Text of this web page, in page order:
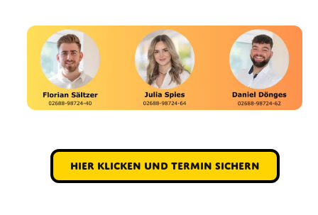
Hier klicken und Termin sichern